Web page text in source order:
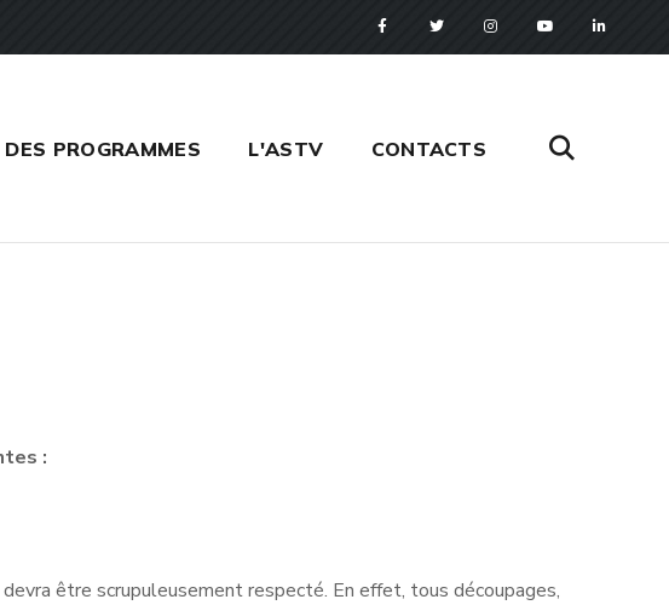
DES PROGRAMMES L'ASTV CONTACTS
:
être scrupuleusement respecté. En effet, tous découpages,